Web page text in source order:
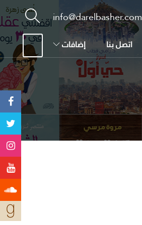
info@darelbasher.com
اتصل بنا إضافات